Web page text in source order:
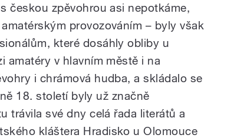
českou zpěvohrou asi nepotkáme,
provozováním – byly však
které dosáhly obliby u
amatéry v hlavním městě i na
i chrámová hudba, a skládalo se
18. století byly už značně
trávila své dny celá řada literátů a
kláštera Hradisko u Olomouce